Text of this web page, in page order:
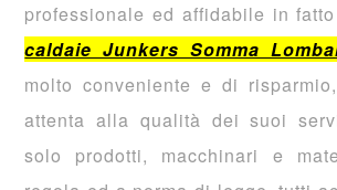
professionale ed affidabile in
caldaie Junkers Somma
molto conveniente e di
attenta alla qualità dei suoi
solo prodotti, macchinari e